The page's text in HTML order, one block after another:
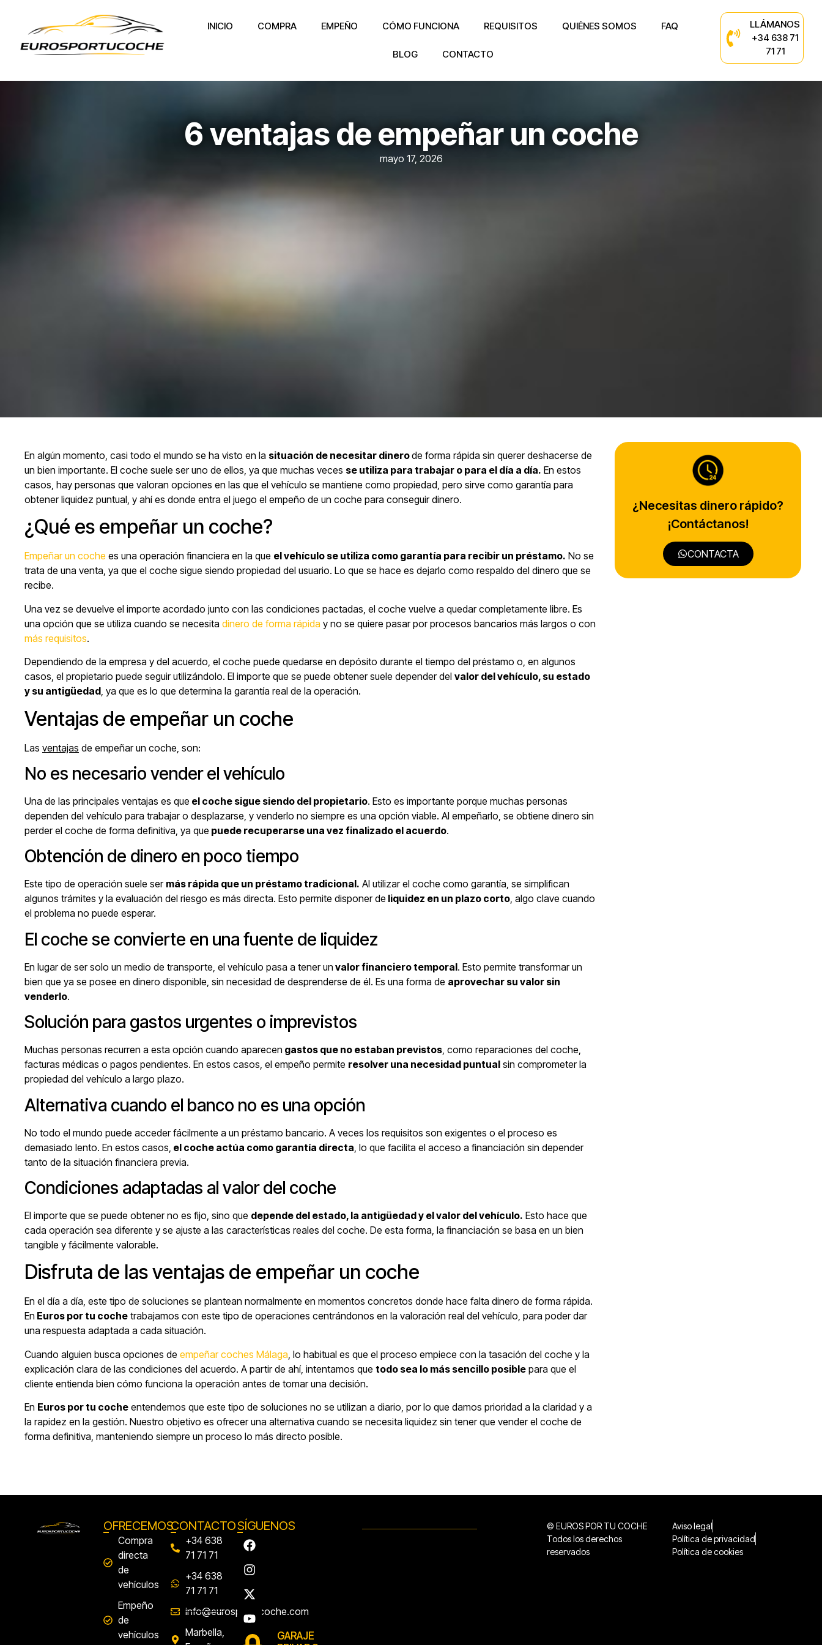
INICIO COMPRA EMPEÑO CÓMO FUNCIONA REQUISITOS QUIÉNES SOMOS FAQ
BLOG CONTACTO
LLÁMANOS
+34 638 71
71 71
6 ventajas de empeñar un coche
mayo 17, 2026
En algún momento, casi todo el mundo se ha visto en la situación de necesitar dinerode forma rápida sin querer deshacerse de
un bien importante. El coche suele ser uno de ellos, ya que muchas veces se utiliza para trabajar o para el día a día. En estos
casos, hay personas que valoran opciones en las que el vehículo se mantiene como propiedad, pero sirve como garantía para
obtener liquidez puntual, y ahí es donde entra el juego el empeño de un coche para conseguir dinero.
¿Qué es empeñar un coche?
Empeñar un coche es una operación financiera en la que el vehículo se utiliza como garantía para recibir un préstamo. No se
trata de una venta, ya que el coche sigue siendo propiedad del usuario. Lo que se hace es dejarlo como respaldo del dinero que se
recibe.
Una vez se devuelve el importe acordado junto con las condiciones pactadas, el coche vuelve a quedar completamente libre. Es
una opción que se utiliza cuando se necesita dinero de forma rápida y no se quiere pasar por procesos bancarios más largos o con
más requisitos.
Dependiendo de la empresa y del acuerdo, el coche puede quedarse en depósito durante el tiempo del préstamo o, en algunos
casos, el propietario puede seguir utilizándolo. El importe que se puede obtener suele depender del valor del vehículo, su estado
y su antigüedad, ya que es lo que determina la garantía real de la operación.
Ventajas de empeñar un coche
Las ventajas de empeñar un coche, son:
No es necesario vender el vehículo
Una de las principales ventajas es que el coche sigue siendo del propietario. Esto es importante porque muchas personas
dependen del vehículo para trabajar o desplazarse, y venderlo no siempre es una opción viable. Al empeñarlo, se obtiene dinero sin
perder el coche de forma definitiva, ya que puede recuperarse una vez finalizado el acuerdo.
Obtención de dinero en poco tiempo
Este tipo de operación suele ser más rápida que un préstamo tradicional. Al utilizar el coche como garantía, se simplifican
algunos trámites y la evaluación del riesgo es más directa. Esto permite disponer de liquidez en un plazo corto, algo clave cuando
el problema no puede esperar.
El coche se convierte en una fuente de liquidez
En lugar de ser solo un medio de transporte, el vehículo pasa a tener un valor financiero temporal. Esto permite transformar un
bien que ya se posee en dinero disponible, sin necesidad de desprenderse de él. Es una forma de aprovechar su valor sin
venderlo.
Solución para gastos urgentes o imprevistos
Muchas personas recurren a esta opción cuando aparecen gastos que no estaban previstos, como reparaciones del coche,
facturas médicas o pagos pendientes. En estos casos, el empeño permite resolver una necesidad puntual sin comprometer la
propiedad del vehículo a largo plazo.
Alternativa cuando el banco no es una opción
No todo el mundo puede acceder fácilmente a un préstamo bancario. A veces los requisitos son exigentes o el proceso es
demasiado lento. En estos casos, el coche actúa como garantía directa , lo que facilita el acceso a financiación sin depender
tanto de la situación financiera previa.
Condiciones adaptadas al valor del coche
El importe que se puede obtener no es fijo, sino que depende del estado, la antigüedad y el valor del vehículo. Esto hace que
cada operación sea diferente y se ajuste a las características reales del coche. De esta forma, la financiación se basa en un bien
tangible y fácilmente valorable.
Disfruta de las ventajas de empeñar un coche
En el día a día, este tipo de soluciones se plantean normalmente en momentos concretos donde hace falta dinero de forma rápida.
En Euros por tu coche trabajamos con este tipo de operaciones centrándonos en la valoración real del vehículo, para poder dar
una respuesta adaptada a cada situación.
Cuando alguien busca opciones de empeñar coches Málaga , lo habitual es que el proceso empiece con la tasación del coche y la
explicación clara de las condiciones del acuerdo. A partir de ahí, intentamos que todo sea lo más sencillo posible para que el
cliente entienda bien cómo funciona la operación antes de tomar una decisión.
En Euros por tu coche entendemos que este tipo de soluciones no se utilizan a diario, por lo que damos prioridad a la claridad y a
la rapidez en la gestión. Nuestro objetivo es ofrecer una alternativa cuando se necesita liquidez sin tener que vender el coche de
forma definitiva, manteniendo siempre un proceso lo más directo posible.
¿Necesitas dinero rápido?
¡Contáctanos!
CONTACTA
OFRECEMOS
Compra
directa
de
vehículos
Empeño
de
vehículos
CONTACTO
+34 638
71 71 71
+34 638
71 71 71
info@eurosportucoche.com
Marbella,
SÍGUENOS
GARAJE
© EUROS POR TU COCHE
Todos los derechos
reservados
Aviso legal
Política de privacidad
Política de cookies